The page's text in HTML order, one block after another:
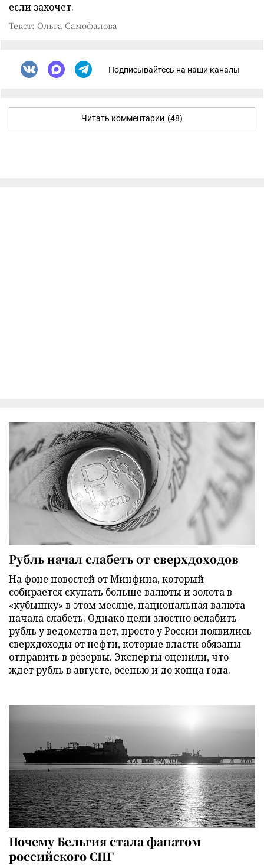
если захочет.
Текст: Ольга Самофалова
Подписывайтесь на наши каналы
Читать комментарии (48)
Рубль начал слабеть от сверхдоходов
На фоне новостей от Минфина, который
собирается скупать больше валюты и золота в
«кубышку» в этом месяце, национальная валюта
начала слабеть. Однако цели злостно ослабить
рубль у ведомства нет, просто у России появились
сверхдоходы от нефти, которые власти обязаны
отправить в резервы. Эксперты оценили, что
ждет рубль в августе, осенью и до конца года.
Почему Бельгия стала фанатом
российского СПГ